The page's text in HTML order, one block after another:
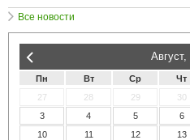
Все новости
Август,
Пн Вт Ср Чт
27
28 29 30
3
4 5 6
10
11 12 13